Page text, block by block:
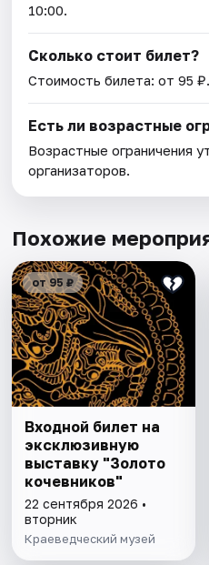
10:00.
Сколько стоит билет?
Стоимость билета: от 95 ₽.
Есть ли возрастные
Возрастные ограничения
организаторов.
Похожие
от 95 ₽
Входной билет на
эксклюзивную
выставку "Золото
кочевников"
22 сентября 2026 •
вторник
Краеведческий музей